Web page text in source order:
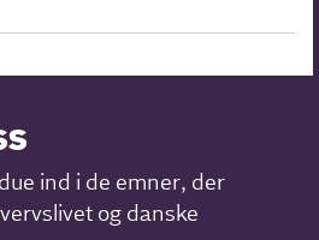
ind i de emner, der
og danske